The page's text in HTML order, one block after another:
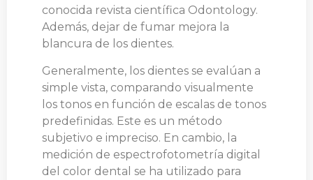
conocida revista científica Odontology.
Además, dejar de fumar mejora la
blancura de los dientes.
Generalmente, los dientes se evalúan a
simple vista, comparando visualmente
los tonos en función de escalas de tonos
predefinidas. Este es un método
subjetivo e impreciso. En cambio, la
medición de espectrofotometría digital
del color dental se ha utilizado para